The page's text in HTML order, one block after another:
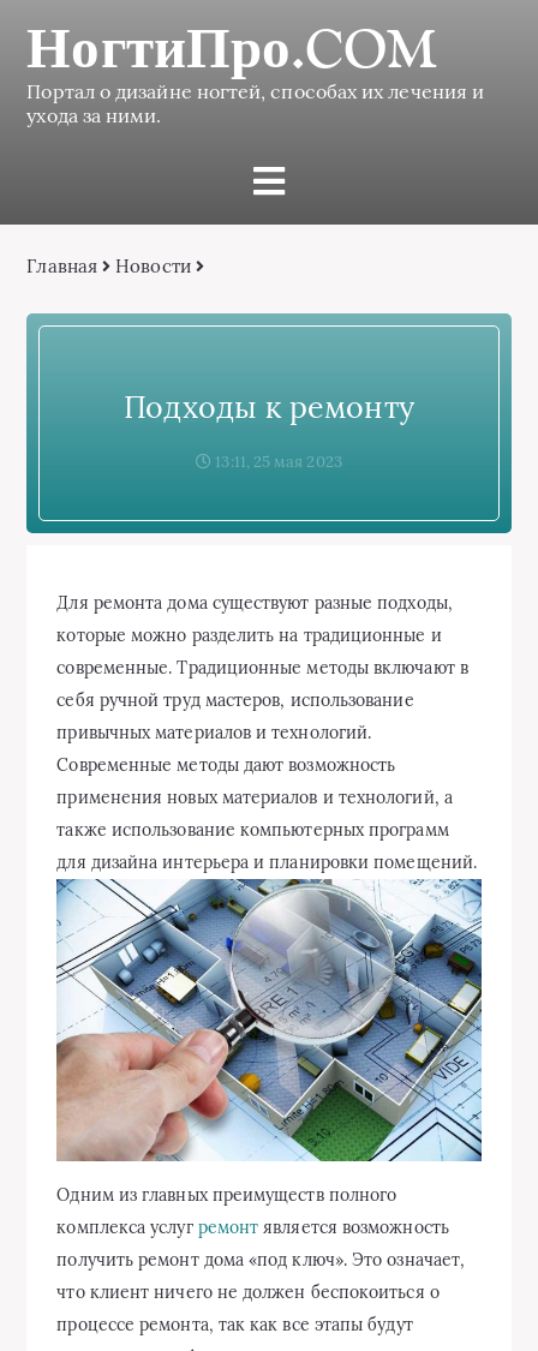
НогтиПро.COM
Портал о дизайне ногтей, способах их лечения и
ухода за ними.
Главная Новости
Подходы к ремонту
13:11, 25 мая 2023
Для ремонта дома существуют разные подходы,
которые можно разделить на традиционные и
современные. Традиционные методы включают в
себя ручной труд мастеров, использование
привычных материалов и технологий.
Современные методы дают возможность
применения новых материалов и технологий, а
также использование компьютерных программ
для дизайна интерьера и планировки помещений.
Одним из главных преимуществ полного
комплекса услуг ремонт является возможность
получить ремонт дома «под ключ». Это означает,
что клиент ничего не должен беспокоиться о
процессе ремонта, так как все этапы будут